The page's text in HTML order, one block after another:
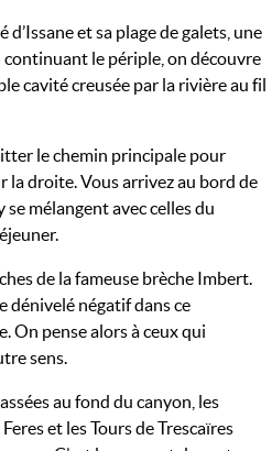
et sa plage de galets, une
le périple, on découvre
cavité creusée par la rivière au fil
le chemin principale pour
la droite. Vous arrivez au bord de
se mélangent avec celles du
de la fameuse brèche Imbert.
dénivelé négatif dans ce
On pense alors à ceux qui
sens.
au fond du canyon, les
et les Tours de Trescaïres